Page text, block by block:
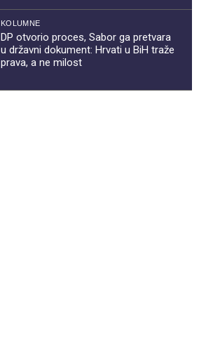
KOLUMNE
DP otvorio proces, Sabor ga pretvara
u državni dokument: Hrvati u BiH traže
prava, a ne milost